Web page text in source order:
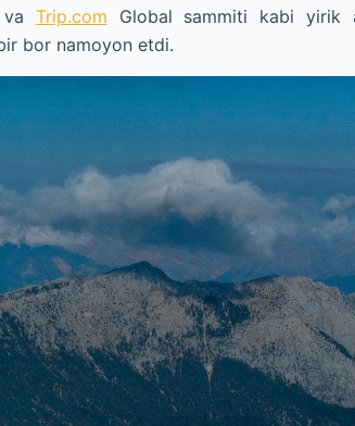
Trip.com Global sammiti kabi yirik
bor namoyon etdi.